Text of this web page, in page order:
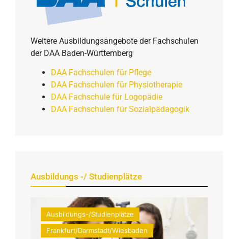
Weitere Ausbildungsangebote der Fachschulen
der DAA Baden-Württemberg
DAA Fachschulen für Pflege
DAA Fachschulen für Physiotherapie
DAA Fachschule für Logopädie
DAA Fachschulen für Sozialpädagogik
Ausbildungs -/ Studienplätze
Ausbildungs-/Studienplätze
Frankfurt/Darmstadt/Wiesbaden